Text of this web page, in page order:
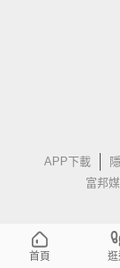
APP下載
富邦
首頁